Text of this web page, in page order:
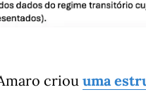
criou uma